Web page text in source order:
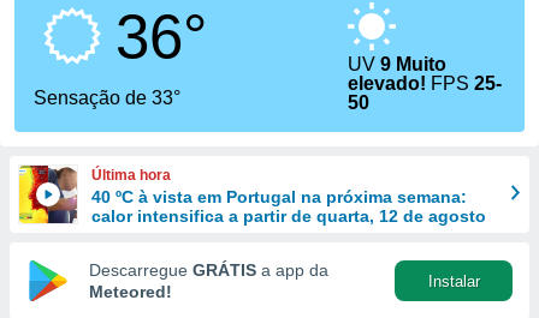
fornecidas
a este
das
e
forma
digital
36°
Sensação de 33°
UV9 Muito
elevado! FPS25-
50
Última hora
40 ºC à vista em Portugal na próxima semana:
calor intensifica a partir de quarta, 12 de agosto
Descarregue GRÁTIS a app da
Meteored!
Instalar